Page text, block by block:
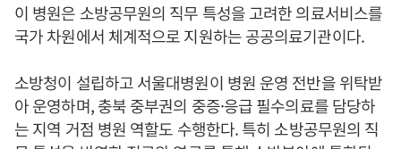
이 병원은 소방공무원의 직무 특성을 고려한 의료서비스를
국가 차원에서 체계적으로 지원하는 공공의료기관이다.
소방청이 설립하고 서울대병원이 병원 운영 전반을 위탁받
아 운영하며, 충북 중부권의 중증·응급 필수의료를 담당하
는 지역 거점 병원 역할도 수행한다. 특히 소방공무원의 직